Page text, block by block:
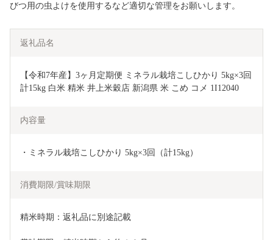
びつ用の虫よけを使用するなど適切な管理をお願いします。
返礼品名
【令和7年産】3ヶ月定期便 ミネラル栽培こしひかり 5kg×3回
計15kg 白米 精米 井上米穀店 新潟県 米 こめ コメ 1I12040
内容量
・ミネラル栽培こしひかり 5kg×3回（計15kg）
消費期限/賞味期限
精米時期：返礼品に別途記載